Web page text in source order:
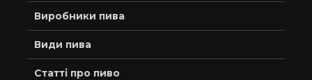
Виробники пива
Види пива
Статті про пиво